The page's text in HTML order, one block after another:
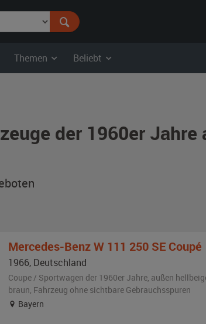
Themen Beliebt
der 1960er Jahre
Mercedes-Benz W 111 250 SE Coupé
1966, Deutschland
Coupe / Sportwagen der 1960er Jahre, außen
braun, Fahrzeug ohne sichtbare Gebrauchsspuren
Bayern